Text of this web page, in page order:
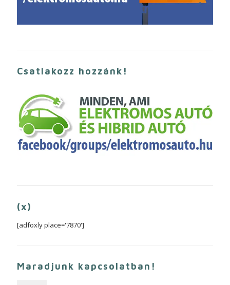
Csatlakozz hozzánk!
(x)
[adfoxly place='7870']
Maradjunk kapcsolatban!